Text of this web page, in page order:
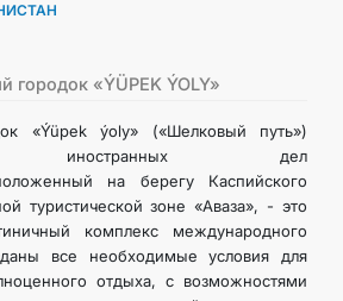
ГЛАВНАЯ
НОВОСТИ
ТУРКМЕНИСТАН
УСЛУГИ
МИД
городок «ÝÜPEK ÝOLY»
«Ýüpek ýoly» («Шелковый путь»)
иностранных дел
на берегу Каспийского
туристической зоне «Аваза», - это
комплекс международного
все необходимые условия для
отдыха, с возможностями